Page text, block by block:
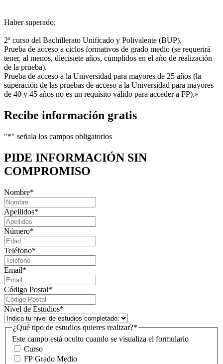
Haber superado:
2º curso del Bachillerato Unificado y Polivalente (BUP).
Prueba de acceso a ciclos formativos de grado medio (se requerirá
tener, al menos, diecisiete años, cumplidos en el año de realización
de la prueba).
Prueba de acceso a la Universidad para mayores de 25 años (la
superación de las pruebas de acceso a la Universidad para mayores
de 40 y 45 años no es un requisito válido para acceder a FP).»
Recibe información gratis
"*" señala los campos obligatorios
PIDE INFORMACIÓN SIN
COMPROMISO
Nombre*
Apellidos*
Número*
Teléfono*
Email*
Código Postal*
Nivel de Estudios*
Este campo está oculto cuando se visualiza el formulario
¿Qué tipo de estudios quieres realizar?*
Curso
FP Grado Medio